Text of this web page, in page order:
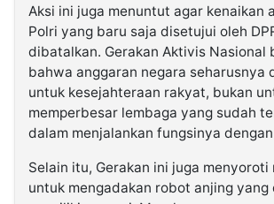
Aksi ini juga menuntut agar kenaikan
Polri yang baru saja disetujui oleh
dibatalkan. Gerakan Aktivis Nasional
bahwa anggaran negara seharusnya
untuk kesejahteraan rakyat, bukan
memperbesar lembaga yang sudah
dalam menjalankan fungsinya
Selain itu, Gerakan ini juga menyoroti
untuk mengadakan robot anjing